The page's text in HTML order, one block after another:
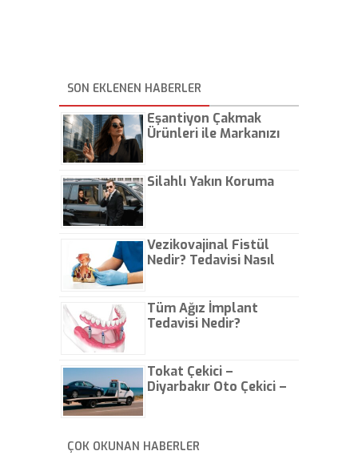
SON EKLENEN HABERLER
Eşantiyon Çakmak
Ürünleri ile Markanızı
Silahlı Yakın Koruma
Vezikovajinal Fistül
Nedir? Tedavisi Nasıl
Tüm Ağız İmplant
Tedavisi Nedir?
Tokat Çekici –
Diyarbakır Oto Çekici –
ÇOK OKUNAN HABERLER